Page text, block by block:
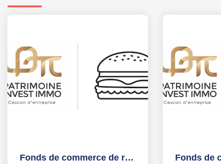
Fonds de commerce de restauration rapide - GAP